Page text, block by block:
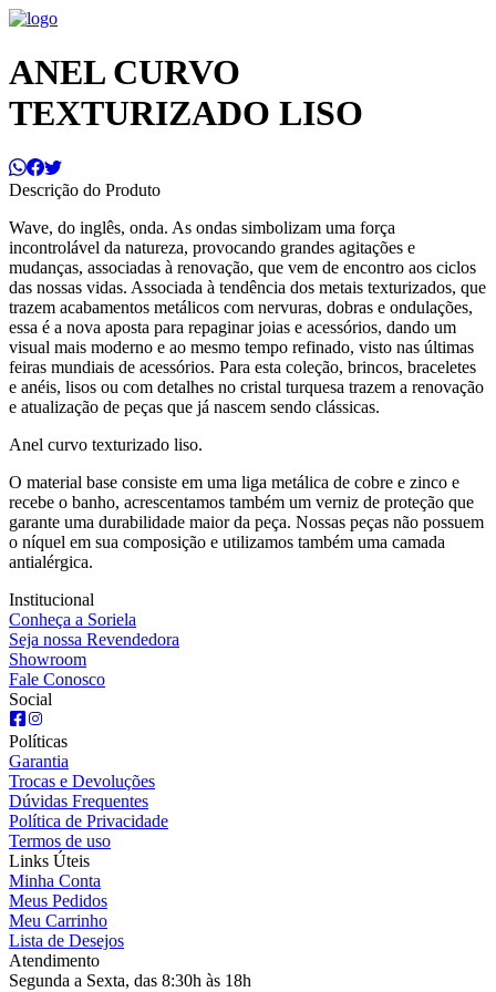
ANEL CURVO
TEXTURIZADO LISO
Descrição do Produto
Wave, do inglês, onda. As ondas simbolizam uma força
incontrolável da natureza, provocando grandes agitações e
mudanças, associadas à renovação, que vem de encontro aos ciclos
das nossas vidas. Associada à tendência dos metais texturizados, que
trazem acabamentos metálicos com nervuras, dobras e ondulações,
essa é a nova aposta para repaginar joias e acessórios, dando um
visual mais moderno e ao mesmo tempo refinado, visto nas últimas
feiras mundiais de acessórios. Para esta coleção, brincos, braceletes
e anéis, lisos ou com detalhes no cristal turquesa trazem a renovação
e atualização de peças que já nascem sendo clássicas.
Anel curvo texturizado liso.
O material base consiste em uma liga metálica de cobre e zinco e
recebe o banho, acrescentamos também um verniz de proteção que
garante uma durabilidade maior da peça. Nossas peças não possuem
o níquel em sua composição e utilizamos também uma camada
antialérgica.
Institucional
Conheça a Soriela
Seja nossa Revendedora
Showroom
Fale Conosco
Social
Políticas
Garantia
Trocas e Devoluções
Dúvidas Frequentes
Política de Privacidade
Termos de uso
Links Úteis
Minha Conta
Meus Pedidos
Meu Carrinho
Lista de Desejos
Atendimento
Segunda a Sexta, das 8:30h às 18h